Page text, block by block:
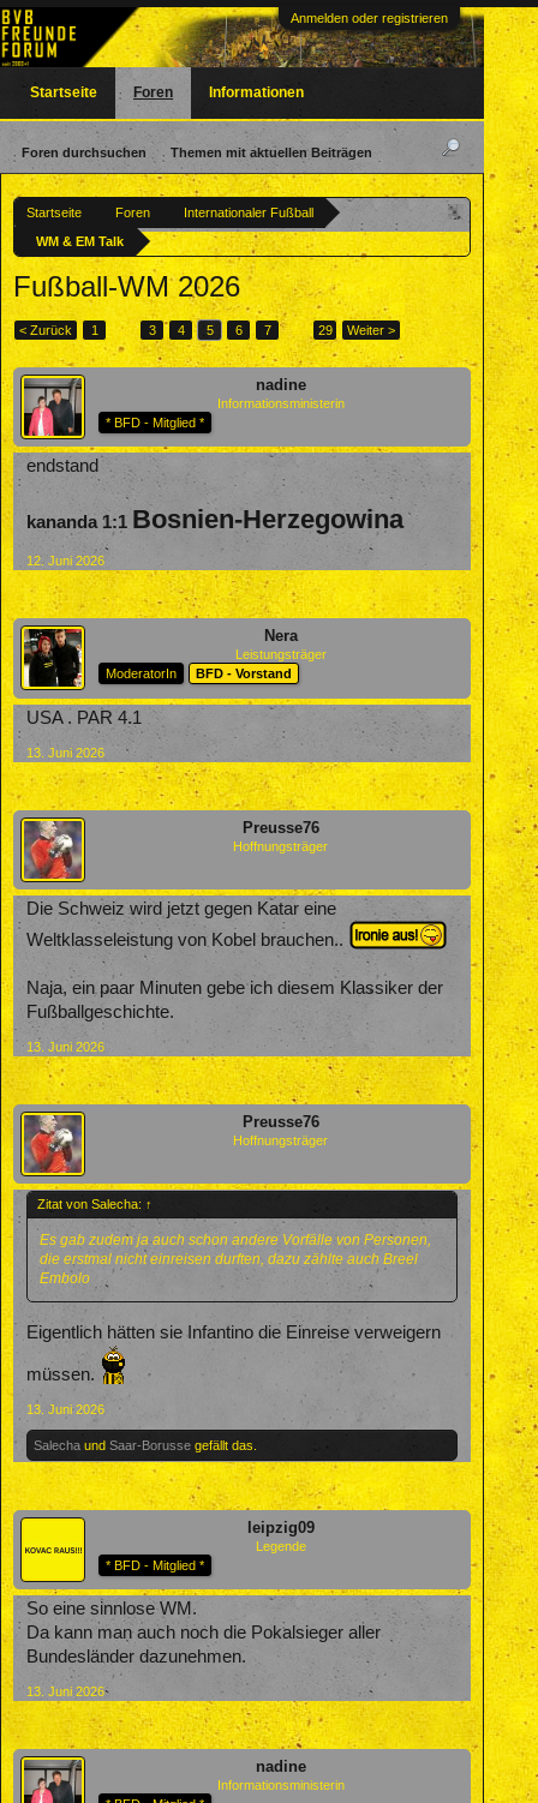
Anmelden oder registrieren
Startseite Foren
Internationaler Fußball
WM & EM Talk
Fußball-WM 2026
< Zurück 1 ← 3 4 5 6 7 → 29 Weiter >
nadine
Informationsministerin
* BFD - Mitglied *
endstand
kananda 1:1 Bosnien-Herzegowina
12. Juni 2026
Nera
Leistungsträger
ModeratorIn
BFD - Vorstand
USA . PAR 4.1
13. Juni 2026
Preusse76
Hoffnungsträger
Die Schweiz wird jetzt gegen Katar eine
Weltklasseleistung von Kobel brauchen..
Naja, ein paar Minuten gebe ich diesem Klassiker der
Fußballgeschichte.
13. Juni 2026
Preusse76
Hoffnungsträger
Zitat von Salecha: ↑
Es gab zudem ja auch schon andere Vorfälle von Personen,
die erstmal nicht einreisen durften, dazu zählte auch Breel
Embolo
Eigentlich hätten sie Infantino die Einreise verweigern
müssen.
13. Juni 2026
Salecha und Saar-Borusse gefällt das.
leipzig09
Legende
* BFD - Mitglied *
So eine sinnlose WM.
Da kann man auch noch die Pokalsieger aller
Bundesländer dazunehmen.
13. Juni 2026
nadine
Informationsministerin
Startseite Foren
Foren durchsuchen Themen mit aktuellen Beiträgen
Informationen